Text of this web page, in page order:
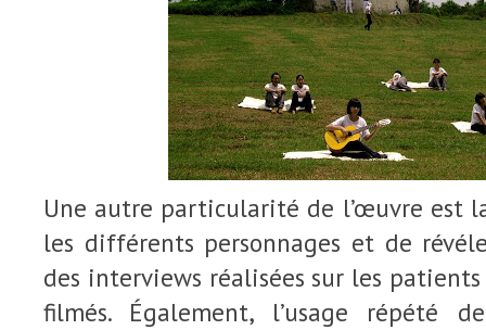
Une autre particularité de l’œuvre est
les différents personnages et de
des interviews réalisées sur les
filmés. Également, l’usage répété